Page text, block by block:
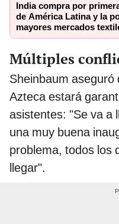
India compra por
de América Latina y la
mayores mercados
Múltiples
Sheinbaum aseguró
Azteca estará
asistentes: "Se va a
una muy buena
problema, todos los
llegar".